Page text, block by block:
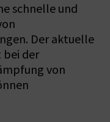
schnelle und
Der aktuelle
bei der
von